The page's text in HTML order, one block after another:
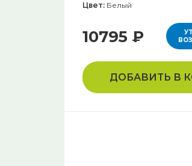
Цвет: Белый
10795 ₽
ДОБАВИТЬ В